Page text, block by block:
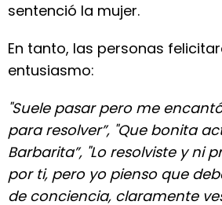
sentenció la mujer.
En tanto, las personas
entusiasmo:
"Suele pasar pero me
para resolver”, "Que bonita
Barbarita”, "Lo resolviste y ni
por ti, pero yo pienso que
de conciencia, claramente